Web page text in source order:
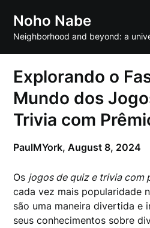
content
Noho Nabe
Neighborhood and beyond: a
Explorando o
Mundo dos
Trivia com
PaulMYork,August 8, 2024
Os jogos de quiz e trivia com
cada vez mais popularidade
são uma maneira divertida e
seus conhecimentos sobre